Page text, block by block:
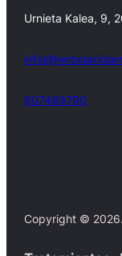
Urnieta Kalea, 9,
607469790
Copyright © 2026.